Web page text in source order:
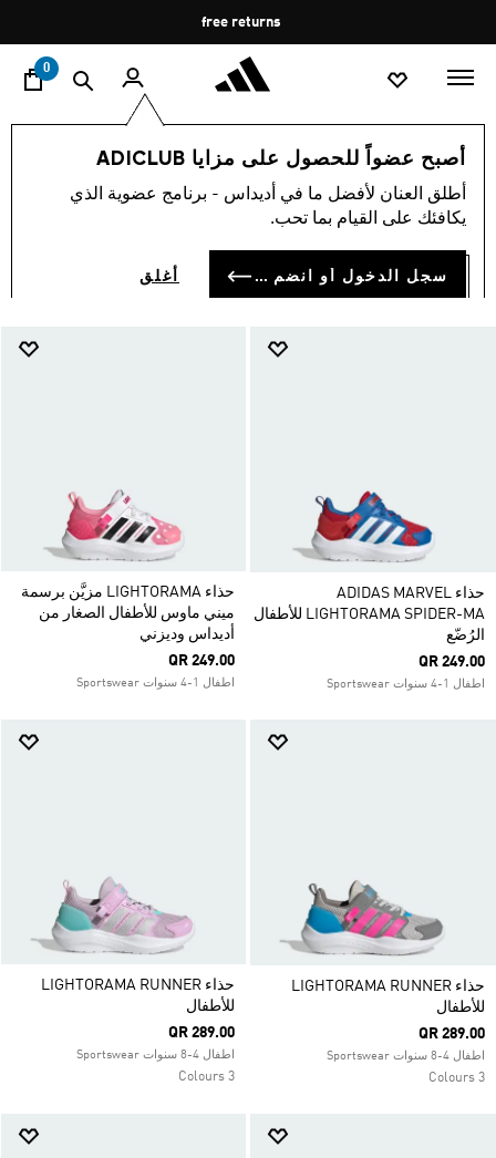
Pause
promotion
rotation
free returns
0
أصبح عضواً للحصول على مزايا ADICLUB
أطلق العنان لأفضل ما في أديداس - برنامج عضوية الذي
يكافئك على القيام بما تحب.
سجل الدخول أو انضم الآن أغلق
الأطفال أحذية
أحذية
حذاء ADIDAS MARVEL
LIGHTORAMA SPIDER-MA للأطفال
الرُضّع
QR 249.00
اطفال 1-4 سنوات Sportswear
حذاء LIGHTORAMA مزيَّن برسمة
ميني ماوس للأطفال الصغار من
أديداس وديزني
QR 249.00
اطفال 1-4 سنوات Sportswear
حذاء LIGHTORAMA RUNNER
للأطفال
QR 289.00
اطفال 4-8 سنوات Sportswear
3 Colours
حذاء LIGHTORAMA RUNNER
للأطفال
QR 289.00
اطفال 4-8 سنوات Sportswear
3 Colours